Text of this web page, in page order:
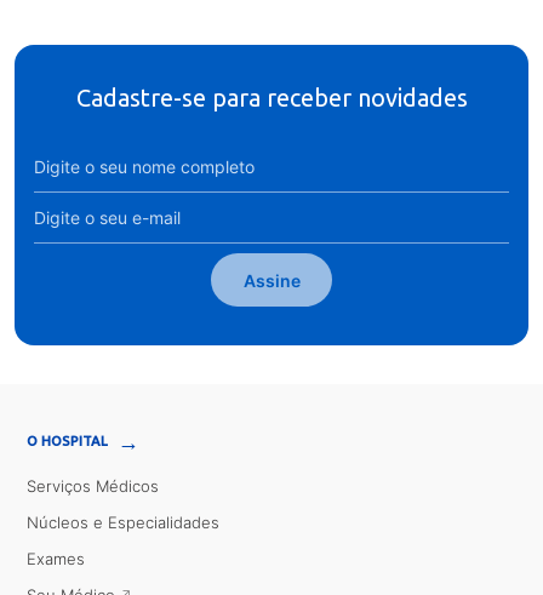
Cadastre-se para receber novidades
Assine
O HOSPITAL →
Serviços Médicos
Núcleos e Especialidades
Exames